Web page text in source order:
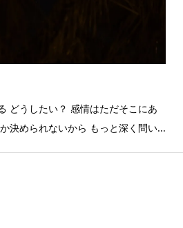
どうしたい？ 感情はただそこにあ
決められないから もっと深く問い...